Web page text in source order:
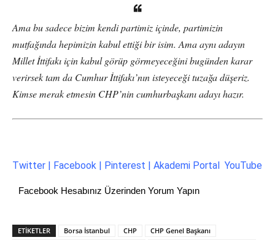
Ama bu sadece bizim kendi partimiz içinde, partimizin
mutfağında hepimizin kabul ettiği bir isim. Ama aynı adayın
Millet İttifakı için kabul görüp görmeyeceğini bugünden karar
verirsek tam da Cumhur İttifakı’nın isteyeceği tuzağa düşeriz.
Kimse merak etmesin CHP’nin cumhurbaşkanı adayı hazır.
Twitter Facebook | Pinterest Akademi Portal YouTube
Facebook Hesabınız Üzerinden Yorum Yapın
ETİKETLER Borsa İstanbul CHP
CHP Genel Başkanı